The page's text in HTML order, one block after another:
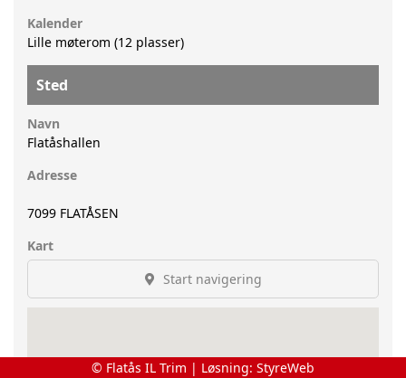
Kalender
Lille møterom (12 plasser)
Sted
Navn
Flatåshallen
Adresse
7099 FLATÅSEN
Kart
Start navigering
© Flatås IL Trim | Løsning: StyreWeb